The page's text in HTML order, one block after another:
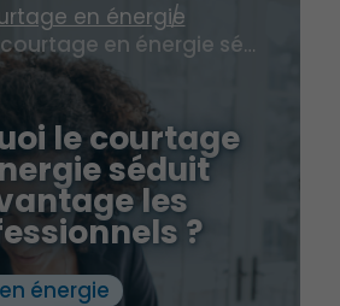
en énergie
Pourquoi le courtage en énergie séduit davantage les professionnels ?
le courtage
séduit
les
?
énergie